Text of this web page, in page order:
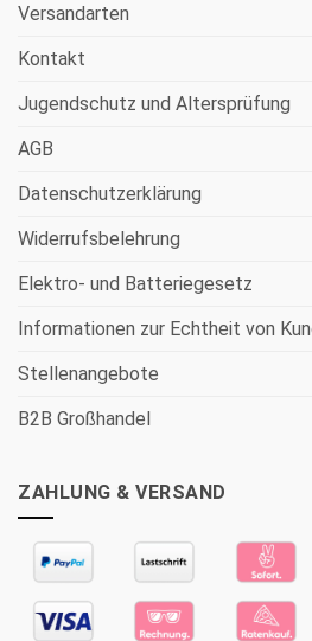
Versandarten
Kontakt
Jugendschutz und Altersprüfung
AGB
Datenschutzerklärung
Widerrufsbelehrung
Elektro- und Batteriegesetz
Informationen zur Echtheit von
Stellenangebote
B2B Großhandel
ZAHLUNG & VERSAND